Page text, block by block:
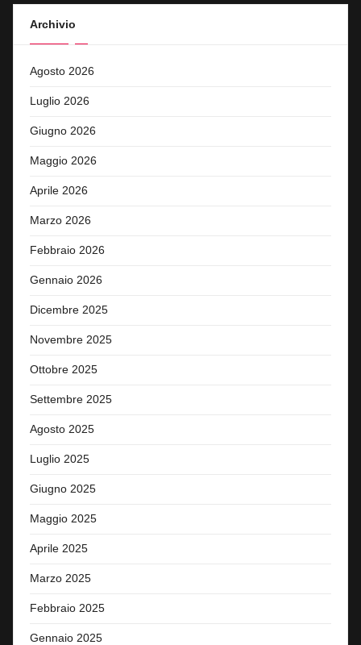
Archivio
Agosto 2026
Luglio 2026
Giugno 2026
Maggio 2026
Aprile 2026
Marzo 2026
Febbraio 2026
Gennaio 2026
Dicembre 2025
Novembre 2025
Ottobre 2025
Settembre 2025
Agosto 2025
Luglio 2025
Giugno 2025
Maggio 2025
Aprile 2025
Marzo 2025
Febbraio 2025
Gennaio 2025